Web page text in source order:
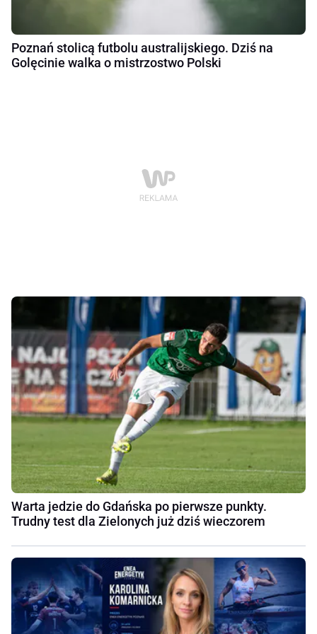
Poznań stolicą futbolu australijskiego. Dziś na
Golęcinie walka o mistrzostwo Polski
Warta jedzie do Gdańska po pierwsze punkty.
Trudny test dla Zielonych już dziś wieczorem